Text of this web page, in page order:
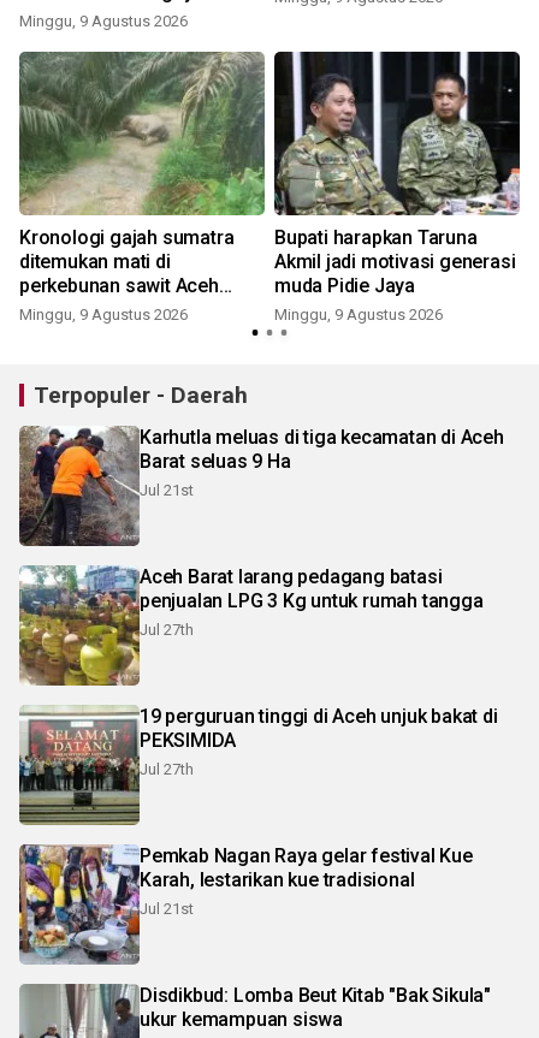
ke-81
Minggu, 9 Agustus 2026
Kronologi gajah sumatra
ditemukan mati di
perkebunan sawit Aceh
Tamiang
Minggu, 9 Agustus 2026
Bupati harapkan Taruna
Akmil jadi motivasi generasi
muda Pidie Jaya
Minggu, 9 Agustus 2026
Terpopuler - Daerah
Karhutla meluas di tiga kecamatan di Aceh
Barat seluas 9 Ha
Jul 21st
Aceh Barat larang pedagang batasi
penjualan LPG 3 Kg untuk rumah tangga
Jul 27th
19 perguruan tinggi di Aceh unjuk bakat di
PEKSIMIDA
Jul 27th
Pemkab Nagan Raya gelar festival Kue
Karah, lestarikan kue tradisional
Jul 21st
Disdikbud: Lomba Beut Kitab "Bak Sikula"
ukur kemampuan siswa